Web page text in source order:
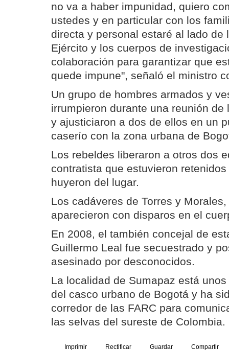
no va a haber impunidad, quiero
ustedes y en particular con los
directa y personal estaré al lado de
Ejército y los cuerpos de
colaboración para garantizar que
quede impune", señaló el ministro
Un grupo de hombres armados y
irrumpieron durante una reunión
y ajusticiaron a dos de ellos en un
caserío con la zona urbana de
Los rebeldes liberaron a otros dos
contratista que estuvieron
huyeron del lugar.
Los cadáveres de Torres y
aparecieron con disparos en el
En 2008, el también concejal de
Guillermo Leal fue secuestrado y
asesinado por desconocidos.
La localidad de Sumapaz está
del casco urbano de Bogotá y ha
corredor de las FARC para
las selvas del sureste de Colombia.
Imprimir Rectificar Guardar Compartir